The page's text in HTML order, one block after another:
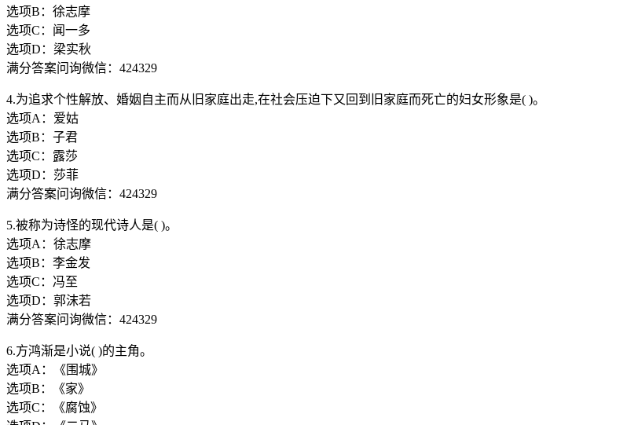
选项B：徐志摩
选项C：闻一多
选项D：梁实秋
满分答案问询微信：424329
4.为追求个性解放、婚姻自主而从旧家庭出走,在社会压迫下又回到旧家庭而死亡的妇女形象是( )。
选项A：爱姑
选项B：子君
选项C：露莎
选项D：莎菲
满分答案问询微信：424329
5.被称为诗怪的现代诗人是( )。
选项A：徐志摩
选项B：李金发
选项C：冯至
选项D：郭沫若
满分答案问询微信：424329
6.方鸿渐是小说( )的主角。
选项A：《围城》
选项B：《家》
选项C：《腐蚀》